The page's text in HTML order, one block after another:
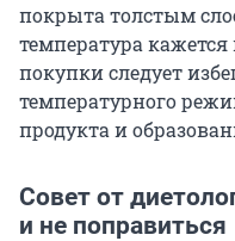
покрыта толстым
температура
покупки следует
температурного
продукта и
Совет от
и не поправиться